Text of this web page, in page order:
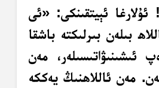
ئېيتقىنكى: «ئى
بىلەن بىرلىكتە باشقا
ئىشىنىۋاتىسىلەر، مەن
مەن ئاللاھنىڭ يەككە